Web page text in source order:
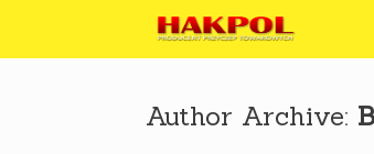
Author Archive: